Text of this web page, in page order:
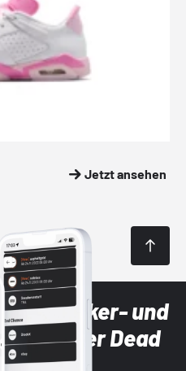
Jetzt ansehen
Sneaker- und
mit der Dead